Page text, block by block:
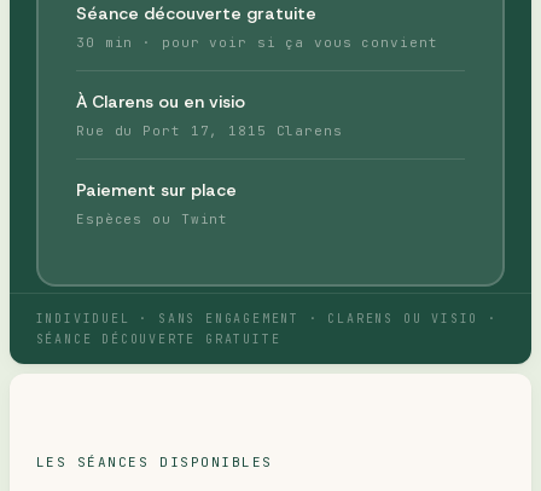
Séance découverte gratuite
30 min · pour voir si ça vous convient
À Clarens ou en visio
Rue du Port 17, 1815 Clarens
Paiement sur place
Espèces ou Twint
INDIVIDUEL · SANS ENGAGEMENT · CLARENS OU VISIO ·
SÉANCE DÉCOUVERTE GRATUITE
LES SÉANCES DISPONIBLES